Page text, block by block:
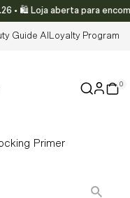
🛍️ Loja aberta para
Guide AI Loyalty Program
0
Primer